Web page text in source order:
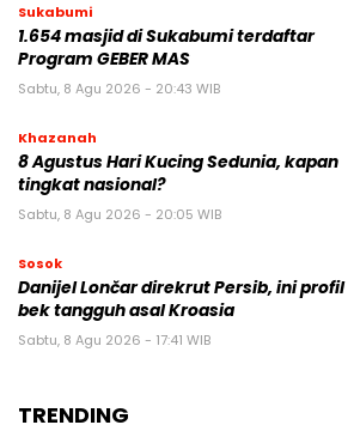
Sukabumi
1.654 masjid di Sukabumi terdaftar
Program GEBER MAS
Sabtu, 8 Agu 2026 - 20:43 WIB
Khazanah
8 Agustus Hari Kucing Sedunia, kapan
tingkat nasional?
Sabtu, 8 Agu 2026 - 20:05 WIB
Sosok
Danijel Lončar direkrut Persib, ini profil
bek tangguh asal Kroasia
Sabtu, 8 Agu 2026 - 17:41 WIB
TRENDING